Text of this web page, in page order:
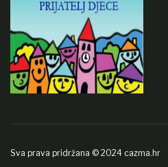
Sva prava pridržana © 2024 cazma.hr